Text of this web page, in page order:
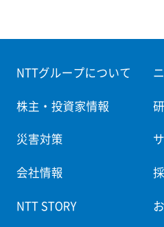
NTTグループについて
株主・投資家情報
災害対策
会社情報
NTT STORY